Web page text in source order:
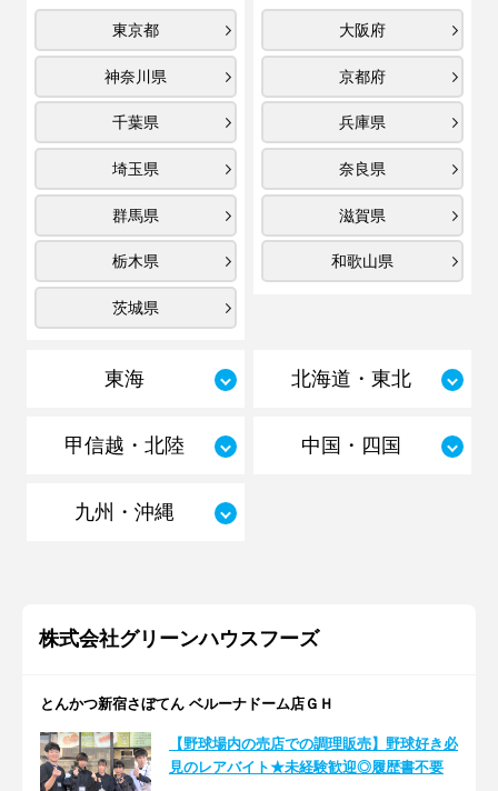
東京都
神奈川県
千葉県
埼玉県
群馬県
栃木県
茨城県
大阪府
京都府
兵庫県
奈良県
滋賀県
和歌山県
東海 北海道・東北
甲信越・北陸 中国・四国
九州・沖縄
株式会社グリーンハウスフーズ
とんかつ新宿さぼてん ベルーナドーム店ＧＨ
【野球場内の売店での調理販売】野球好き必
見のレアバイト★未経験歓迎◎履歴書不要